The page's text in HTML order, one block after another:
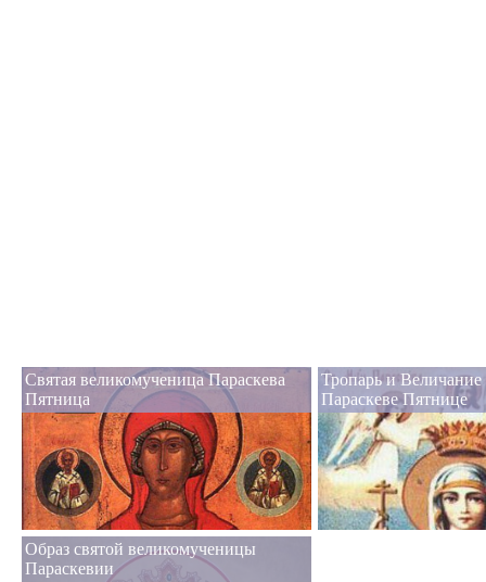
Святая великомученица Параскева
Пятница
Тропарь и Величание
Параскеве Пятнице
Образ святой великомученицы
Параскевии